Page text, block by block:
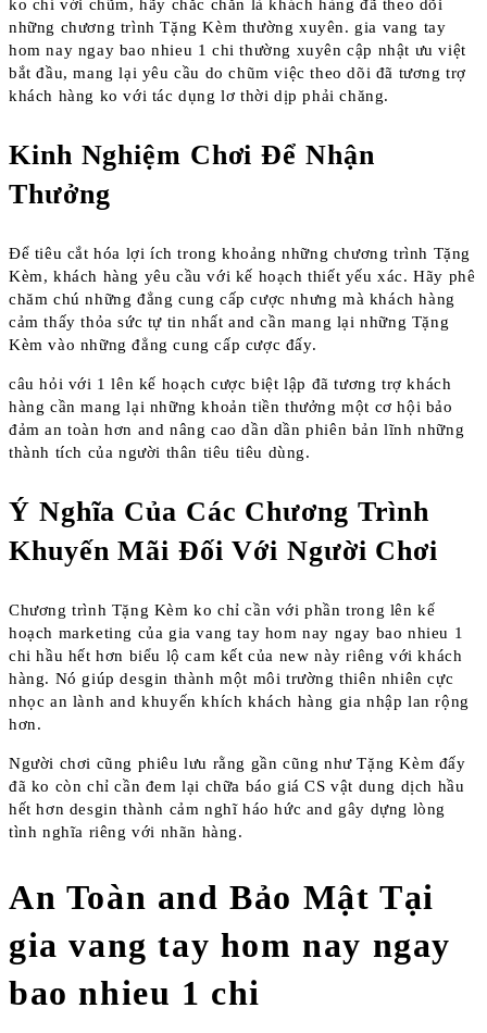
ko chỉ với chũm, hãy chắc chắn là khách hàng đã theo dõi
những chương trình Tặng Kèm thường xuyên. gia vang tay
hom nay ngay bao nhieu 1 chi thường xuyên cập nhật ưu việt
bắt đầu, mang lại yêu cầu do chũm việc theo dõi đã tương trợ
khách hàng ko với tác dụng lơ thời dịp phải chăng.
Kinh Nghiệm Chơi Để Nhận
Thưởng
Để tiêu cắt hóa lợi ích trong khoảng những chương trình Tặng
Kèm, khách hàng yêu cầu với kế hoạch thiết yếu xác. Hãy phê
chăm chú những đẳng cung cấp cược nhưng mà khách hàng
cảm thấy thỏa sức tự tin nhất and cần mang lại những Tặng
Kèm vào những đẳng cung cấp cược đấy.
câu hỏi với 1 lên kế hoạch cược biệt lập đã tương trợ khách
hàng cần mang lại những khoản tiền thưởng một cơ hội bảo
đảm an toàn hơn and nâng cao dần dần phiên bản lĩnh những
thành tích của người thân tiêu tiêu dùng.
Ý Nghĩa Của Các Chương Trình
Khuyến Mãi Đối Với Người Chơi
Chương trình Tặng Kèm ko chỉ cần với phần trong lên kế
hoạch marketing của gia vang tay hom nay ngay bao nhieu 1
chi hầu hết hơn biểu lộ cam kết của new này riêng với khách
hàng. Nó giúp desgin thành một môi trường thiên nhiên cực
nhọc an lành and khuyến khích khách hàng gia nhập lan rộng
hơn.
Người chơi cũng phiêu lưu rằng gần cũng như Tặng Kèm đấy
đã ko còn chỉ cần đem lại chữa báo giá CS vật dung dịch hầu
hết hơn desgin thành cảm nghĩ háo hức and gây dựng lòng
tình nghĩa riêng với nhãn hàng.
An Toàn and Bảo Mật Tại
gia vang tay hom nay ngay
bao nhieu 1 chi